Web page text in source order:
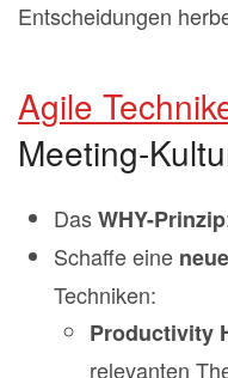
Entscheidungen
Agile
Meeting-
DasWHY-Prinzip
Schaffe eine
Techniken:
Productivity
relevanten